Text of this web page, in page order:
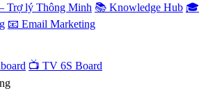
Trợ lý Thông Minh 📚 Knowledge Hub 🎓
📧 Email Marketing
📺 TV 6S Board